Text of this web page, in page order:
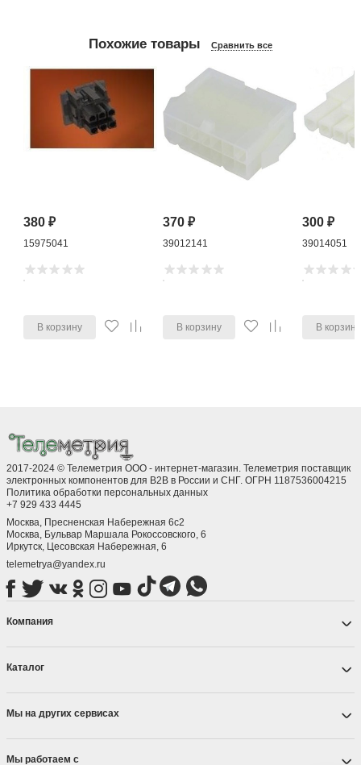
Похожие товары Сравнить все
380₽
15975041
В корзину
370₽
39012141
В корзину
300₽
39014051
В корзину
2017-2024 © Телеметрия ООО - интернет-магазин. Телеметрия поставщик
электронных компонентов для B2B в России и СНГ. ОГРН 1187536004215
Политика обработки персональных данных
+7 929 433 4445
Москва, Пресненская Набережная 6с2
Москва, ​Бульвар Маршала Рокоссовского, 6
Иркутск, ​Цесовская Набережная, 6
telemetrya@yandex.ru
Компания
Каталог
Мы на других сервисах
Мы работаем с